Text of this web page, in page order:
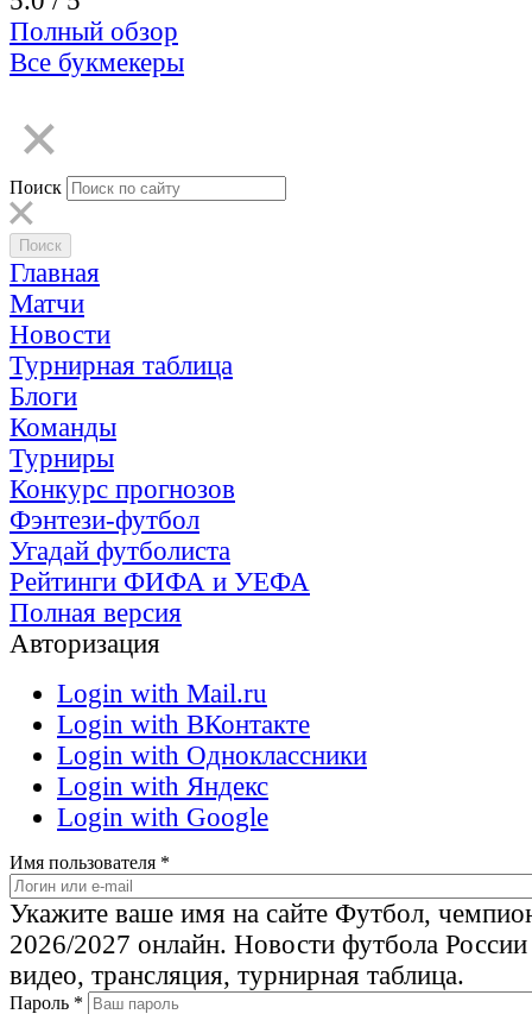
Полный обзор
Все букмекеры
Поиск
Главная
Матчи
Новости
Турнирная таблица
Блоги
Команды
Турниры
Конкурс прогнозов
Фэнтези-футбол
Угадай футболиста
Рейтинги ФИФА и УЕФА
Полная версия
Авторизация
Login with Mail.ru
Login with ВКонтакте
Login with Одноклассники
Login with Яндекс
Login with Google
Имя пользователя *
Укажите ваше имя на сайте Футбол,
2026/2027 онлайн. Новости футбола
видео, трансляция, турнирная таблица.
Пароль *